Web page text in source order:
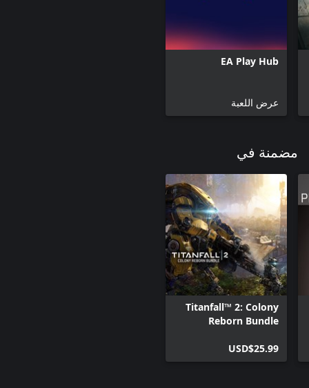
EA Play Hub
عرض اللعبة
مضمنة في
Titanfall™ 2: Colony
Reborn Bundle
USD$25.99